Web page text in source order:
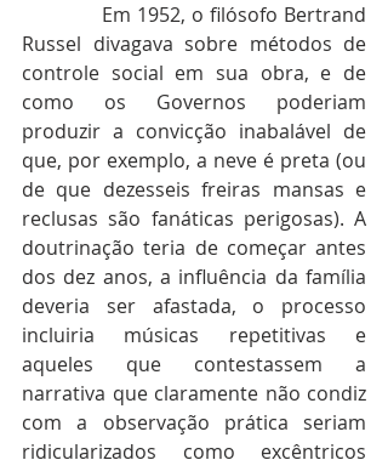
Russel divagava sobre métodos de
controle social em sua obra, e de
como os Governos poderiam
produzir a convicção inabalável de
que, por exemplo, a neve é preta (ou
de que dezesseis freiras mansas e
reclusas são fanáticas perigosas). A
doutrinação teria de começar antes
dos dez anos, a influência da família
deveria ser afastada, o processo
incluiria músicas repetitivas e
aqueles que contestassem a
narrativa que claramente não condiz
com a observação prática seriam
ridicularizados como excêntricos